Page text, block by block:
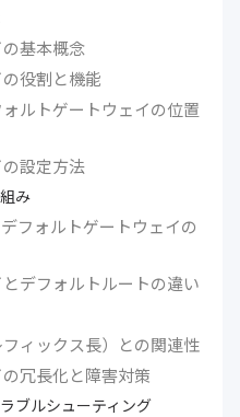
基本概念
役割と機能
ルトゲートウェイの位置
設定方法
み
フォルトゲートウェイの
デフォルトルートの違い
ィックス長）との関連性
冗長化と障害対策
ブルシューティング